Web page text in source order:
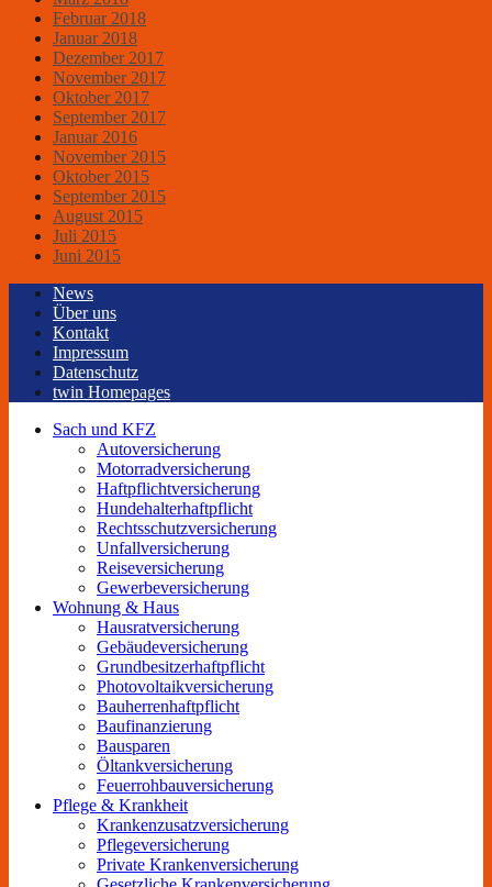
Februar 2018
Januar 2018
Dezember 2017
November 2017
Oktober 2017
September 2017
Januar 2016
November 2015
Oktober 2015
September 2015
August 2015
Juli 2015
Juni 2015
News
Über uns
Kontakt
Impressum
Datenschutz
twin Homepages
Sach und KFZ
Autoversicherung
Motorradversicherung
Haftpflichtversicherung
Hundehalterhaftpflicht
Rechtsschutzversicherung
Unfallversicherung
Reiseversicherung
Gewerbeversicherung
Wohnung & Haus
Hausratversicherung
Gebäudeversicherung
Grundbesitzerhaftpflicht
Photovoltaikversicherung
Bauherrenhaftpflicht
Baufinanzierung
Bausparen
Öltankversicherung
Feuerrohbauversicherung
Pflege & Krankheit
Krankenzusatzversicherung
Pflegeversicherung
Private Krankenversicherung